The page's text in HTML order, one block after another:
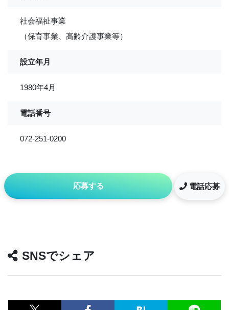
社会福祉事業
（保育事業、高齢介護事業等）
設立年月
1980年4月
電話番号
072-251-0200
応募する 電話応募
SNSでシェア